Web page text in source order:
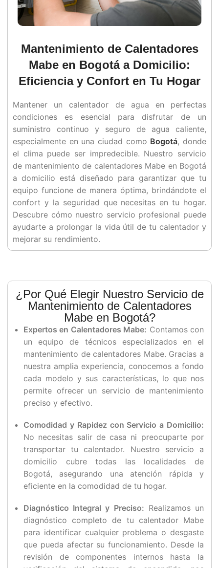
Mantenimiento de Calentadores
Mabe en Bogotá a Domicilio:
Eficiencia y Confort en Tu Hogar
Mantener un calentador de agua en perfectas
condiciones es esencial para disfrutar de un
suministro continuo y seguro de agua caliente,
especialmente en una ciudad como Bogotá, donde
el clima puede ser impredecible. Nuestro servicio
de mantenimiento de calentadores Mabe en Bogotá
a domicilio está diseñado para garantizar que tu
equipo funcione de manera óptima, brindándote el
confort y la seguridad que necesitas en tu hogar.
Descubre cómo nuestro servicio profesional puede
ayudarte a prolongar la vida útil de tu calentador y
mejorar su rendimiento.
¿Por Qué Elegir Nuestro Servicio de
Mantenimiento de Calentadores
Mabe en Bogotá?
Expertos en Calentadores Mabe: Contamos con
un equipo de técnicos especializados en el
mantenimiento de calentadores Mabe. Gracias a
nuestra amplia experiencia, conocemos a fondo
cada modelo y sus características, lo que nos
permite ofrecer un servicio de mantenimiento
preciso y efectivo.
Comodidad y Rapidez con Servicio a Domicilio:
No necesitas salir de casa ni preocuparte por
transportar tu calentador. Nuestro servicio a
domicilio cubre todas las localidades de
Bogotá, asegurando una atención rápida y
eficiente en la comodidad de tu hogar.
Diagnóstico Integral y Preciso: Realizamos un
diagnóstico completo de tu calentador Mabe
para identificar cualquier problema o desgaste
que pueda afectar su funcionamiento. Desde la
revisión de componentes internos hasta la